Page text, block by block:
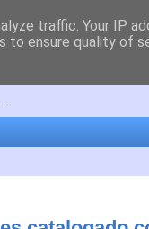
traffic. Your IP
to ensure quality of